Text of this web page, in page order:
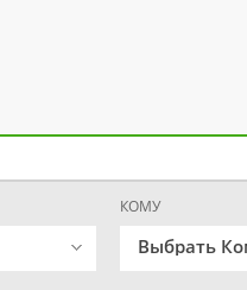
КОМУ
Выбрать